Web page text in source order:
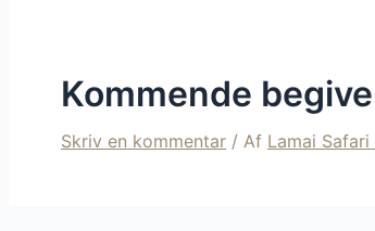
Kommende
Skriv en kommentar / Af Lamai Safari